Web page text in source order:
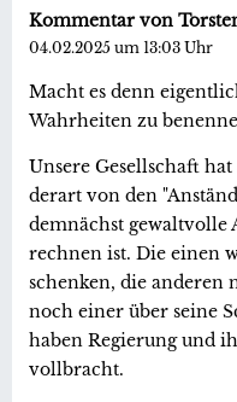
Kommentar von
04.02.2025 um 13:03 Uhr
Macht es denn
Wahrheiten zu
Unsere Gesellschaft
derart von den
demnächst gewaltvolle
rechnen ist. Die einen
schenken, die anderen
noch einer über seine
haben Regierung und
vollbracht.